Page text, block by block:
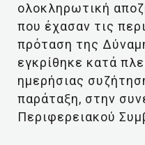
ολοκληρωτική
που έχασαν τις
πρόταση της
εγκρίθηκε κατά
ημερήσιας
παράταξη, στην
Περιφερειακού